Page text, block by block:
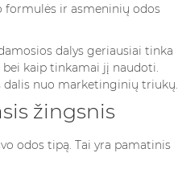
formulės ir asmeninių odos
dalys geriausiai tinka
kaip tinkamai jį naudoti.
dalis nuo marketinginių triukų.
žingsnis
odos tipą. Tai yra pamatinis